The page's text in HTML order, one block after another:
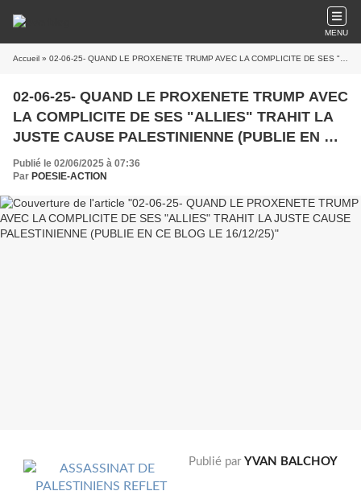
MENU
Accueil » 02-06-25- QUAND LE PROXENETE TRUMP AVEC LA COMPLICITE DE SES "ALLIES" TRAHIT LA JUSTE CAUSE PALESTINIENNE (PUBLIE EN CE BLOG LE 16/12/25)
02-06-25- QUAND LE PROXENETE TRUMP AVEC
LA COMPLICITE DE SES "ALLIES" TRAHIT LA
JUSTE CAUSE PALESTINIENNE (PUBLIE EN CE
BLOG LE 16/12/25)
Publié le 02/06/2025 à 07:36
Par POESIE-ACTION
Publié par YVAN BALCHOY